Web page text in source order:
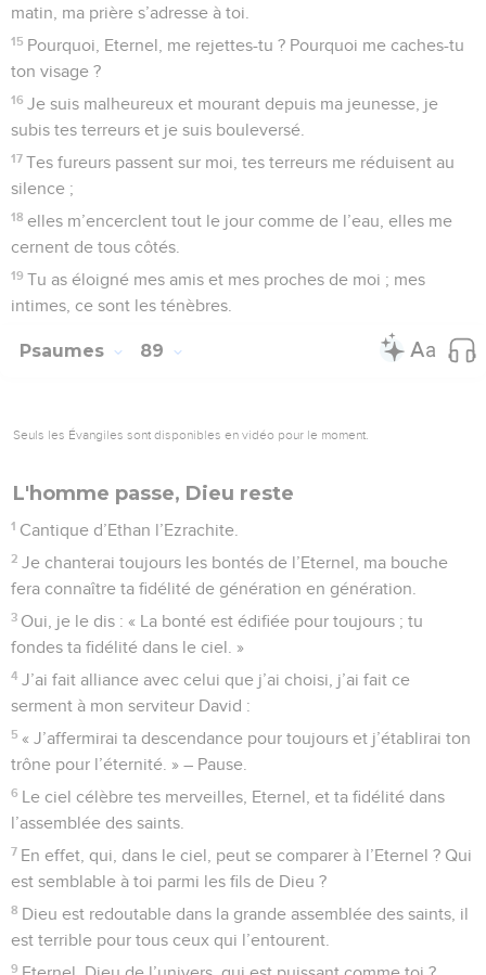
matin, ma prière s’adresse à toi.
15 Pourquoi, Eternel, me rejettes-tu ? Pourquoi me caches-tu
ton visage ?
16 Je suis malheureux et mourant depuis ma jeunesse, je
subis tes terreurs et je suis bouleversé.
17 Tes fureurs passent sur moi, tes terreurs me réduisent au
silence ;
18 elles m’encerclent tout le jour comme de l’eau, elles me
cernent de tous côtés.
19 Tu as éloigné mes amis et mes proches de moi ; mes
intimes, ce sont les ténèbres.
Psaumes 89
Seuls les Évangiles sont disponibles en vidéo pour le moment.
L'homme passe, Dieu reste
1 Cantique d’Ethan l’Ezrachite.
2 Je chanterai toujours les bontés de l’Eternel, ma bouche
fera connaître ta fidélité de génération en génération.
3 Oui, je le dis : « La bonté est édifiée pour toujours ; tu
fondes ta fidélité dans le ciel. »
4 J’ai fait alliance avec celui que j’ai choisi, j’ai fait ce
serment à mon serviteur David :
5 « J’affermirai ta descendance pour toujours et j’établirai ton
trône pour l’éternité. » – Pause.
6 Le ciel célèbre tes merveilles, Eternel, et ta fidélité dans
l’assemblée des saints.
7 En effet, qui, dans le ciel, peut se comparer à l’Eternel ? Qui
est semblable à toi parmi les fils de Dieu ?
8 Dieu est redoutable dans la grande assemblée des saints, il
est terrible pour tous ceux qui l’entourent.
9